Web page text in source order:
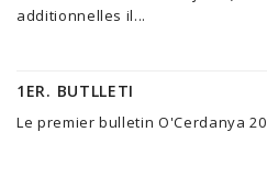
additionnelles il...
1ER. BUTLLETI
Le premier bulletin O'Cerdanya